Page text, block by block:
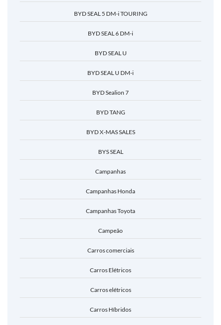
BYD SEAL 5 DM-i TOURING
BYD SEAL 6 DM-i
BYD SEAL U
BYD SEAL U DM-i
BYD Sealion 7
BYD TANG
BYD X-MAS SALES
BYS SEAL
Campanhas
Campanhas Honda
Campanhas Toyota
Campeão
Carros comerciais
Carros Elétricos
Carros elétricos
Carros Híbridos